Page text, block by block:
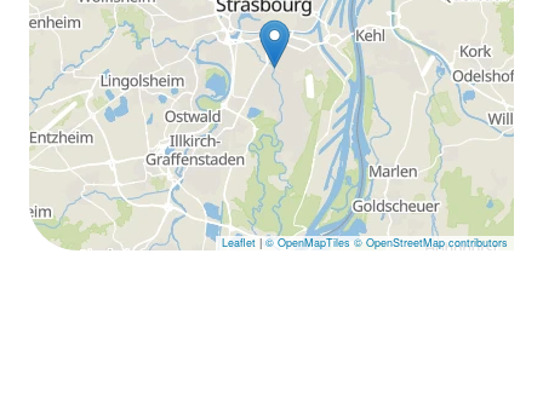
Leaflet | © OpenMapTiles © OpenStreetMap contributors